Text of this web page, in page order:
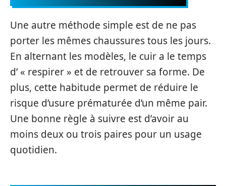
Une autre méthode simple est de ne pas
porter les mêmes chaussures tous les jours.
En alternant les modèles, le cuir a le temps
d’ « respirer » et de retrouver sa forme. De
plus, cette habitude permet de réduire le
risque d’usure prématurée d’un même pair.
Une bonne règle à suivre est d’avoir au
moins deux ou trois paires pour un usage
quotidien.